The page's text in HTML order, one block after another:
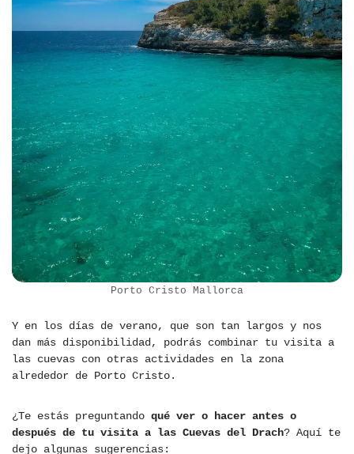
Porto Cristo Mallorca
Y en los días de verano, que son tan largos y nos
dan más disponibilidad, podrás combinar tu visita a
las cuevas con otras actividades en la zona
alrededor de Porto Cristo.
¿Te estás preguntando qué ver o hacer antes o
después de tu visita a las Cuevas del Drach? Aquí te
dejo algunas sugerencias: